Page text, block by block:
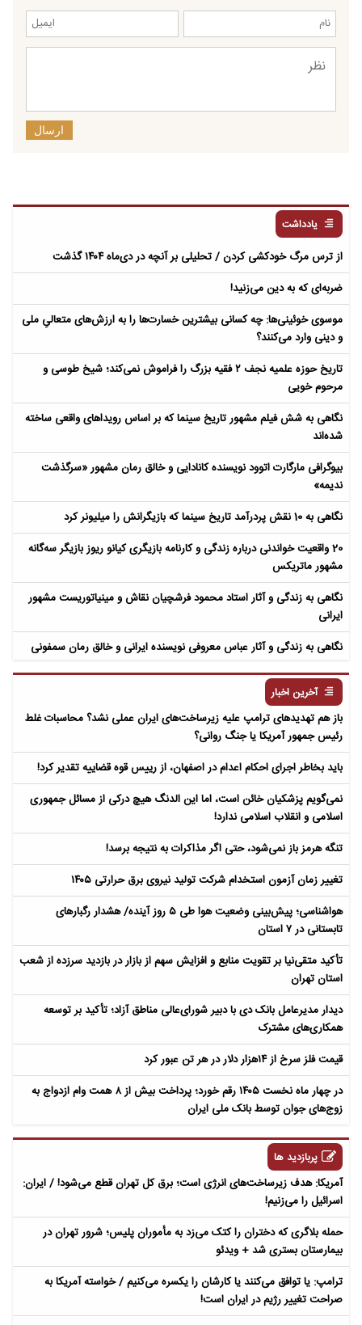
ارسال
یادداشت
از ترس مرگ خودکشی کردن / تحلیلی بر آنچه در دی‌ماه ۱۴۰۴ گذشت
ضربه‌ای که به دین می‌زنید!
موسوی خوئینی‌ها: چه کسانی بیشترین خسارت‌ها را به ارزش‌های متعالیِ ملی
و دینی وارد می‌کنند؟
تاریخ حوزه علمیه نجف ۲ فقیه بزرگ را فراموش نمی‌کند؛ شیخ طوسی و
مرحوم خویی
نگاهی به شش فیلم مشهور تاریخ سینما که بر اساس رویداهای واقعی ساخته
شده‌اند
بیوگرافی مارگارت اتوود نویسنده کانادایی و خالق رمان مشهور «سرگذشت
ندیمه»
نگاهی به 10 نقش پردرآمد تاریخ سینما که بازیگرانش را میلیونر کرد
20 واقعیت خواندنی درباره زندگی و کارنامه بازیگری کیانو ریوز بازیگر سه‌گانه
مشهور ماتریکس
نگاهی به زندگی و آثار استاد محمود فرشچیان نقاش و مینیاتوریست مشهور
ایرانی
نگاهی به زندگی و آثار عباس معروفی نویسنده ایرانی و خالق رمان سمفونی
آخرین اخبار
باز هم تهدیدهای ترامپ علیه زیرساخت‌های ایران عملی نشد؟ محاسبات غلط
رئیس جمهور آمریکا یا جنگ روانی؟
باید بخاطر اجرای احکام اعدام در اصفهان، از رییس قوه قضاییه تقدیر کرد!
نمی‌گویم پزشکیان خائن است، اما این الدنگ هیچ درکی از مسائل جمهوری
اسلامی و انقلاب اسلامی ندارد!
تنگه هرمز باز نمی‌شود، حتی اگر مذاکرات به نتیجه برسد!
تغییر زمان آزمون استخدام شرکت تولید نیروی برق حرارتی ۱۴۰۵
هواشناسی؛ پیش‌بینی وضعیت هوا طی ۵ روز آینده/ هشدار رگبارهای
تابستانی در ۷ استان
تأکید متقی‌نیا بر تقویت منابع و افزایش سهم از بازار در بازدید سرزده از شعب
استان تهران
دیدار مدیرعامل بانک دی با دبیر شورای‌عالی مناطق آزاد؛ تأکید بر توسعه
همکاری‌های مشترک
قیمت فلز سرخ از ۱۴هزار دلار در هر تن عبور کرد
در چهار ماه نخست ۱۴۰۵ رقم خورد؛ پرداخت بیش از ۸ همت وام ازدواج به
زوج‌های جوان توسط بانک ملی ایران
پربازدید ها
آمریکا: هدف زیرساخت‌های انرژی است؛ برق کل تهران قطع می‌شود! / ایران:
اسرائیل را می‌زنیم!
حمله بلاگری که دختران را کتک می‌زد به مأموران پلیس؛ شرور تهران در
بیمارستان بستری شد + ویدئو
ترامپ: یا توافق می‌کنند یا کارشان را یکسره می‌کنیم / خواسته آمریکا به
صراحت تغییر رژیم در ایران است!